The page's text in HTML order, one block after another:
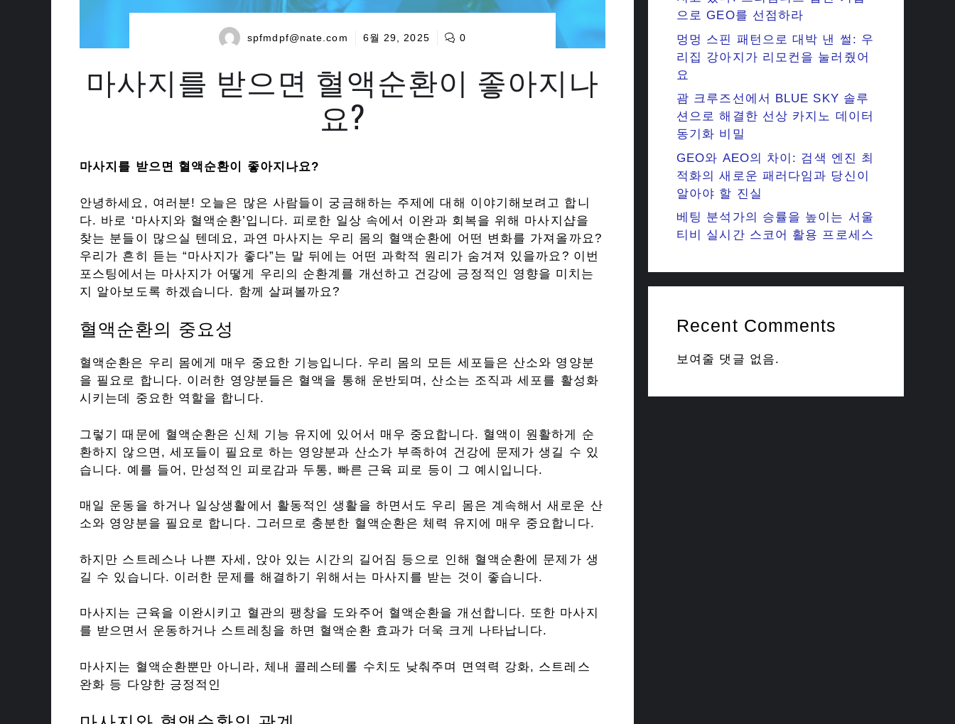
spfmdpf@nate.com 6월 29, 2025 0
마사지를 받으면 혈액순환이 좋아지나
요?
마사지를 받으면 혈액순환이 좋아지나요?
안녕하세요, 여러분! 오늘은 많은 사람들이 궁금해하는 주제에 대해 이야기해보려고 합니
다. 바로 ‘마사지와 혈액순환’입니다. 피로한 일상 속에서 이완과 회복을 위해 마사지샵을
찾는 분들이 많으실 텐데요, 과연 마사지는 우리 몸의 혈액순환에 어떤 변화를 가져올까요?
우리가 흔히 듣는 “마사지가 좋다”는 말 뒤에는 어떤 과학적 원리가 숨겨져 있을까요? 이번
포스팅에서는 마사지가 어떻게 우리의 순환계를 개선하고 건강에 긍정적인 영향을 미치는
지 알아보도록 하겠습니다. 함께 살펴볼까요?
혈액순환의 중요성
혈액순환은 우리 몸에게 매우 중요한 기능입니다. 우리 몸의 모든 세포들은 산소와 영양분
을 필요로 합니다. 이러한 영양분들은 혈액을 통해 운반되며, 산소는 조직과 세포를 활성화
시키는데 중요한 역할을 합니다.
그렇기 때문에 혈액순환은 신체 기능 유지에 있어서 매우 중요합니다. 혈액이 원활하게 순
환하지 않으면, 세포들이 필요로 하는 영양분과 산소가 부족하여 건강에 문제가 생길 수 있
습니다. 예를 들어, 만성적인 피로감과 두통, 빠른 근육 피로 등이 그 예시입니다.
매일 운동을 하거나 일상생활에서 활동적인 생활을 하면서도 우리 몸은 계속해서 새로운 산
소와 영양분을 필요로 합니다. 그러므로 충분한 혈액순환은 체력 유지에 매우 중요합니다.
하지만 스트레스나 나쁜 자세, 앉아 있는 시간의 길어짐 등으로 인해 혈액순환에 문제가 생
길 수 있습니다. 이러한 문제를 해결하기 위해서는 마사지를 받는 것이 좋습니다.
마사지는 근육을 이완시키고 혈관의 팽창을 도와주어 혈액순환을 개선합니다. 또한 마사지
를 받으면서 운동하거나 스트레칭을 하면 혈액순환 효과가 더욱 크게 나타납니다.
마사지는 혈액순환뿐만 아니라, 체내 콜레스테롤 수치도 낮춰주며 면역력 강화, 스트레스
완화 등 다양한 긍정적인
으로 GEO를 선점하라
멍멍 스핀 패턴으로 대박 낸 썰: 우
리집 강아지가 리모컨을 눌러줬어
요
괌 크루즈선에서 BLUE SKY 솔루
션으로 해결한 선상 카지노 데이터
동기화 비밀
GEO와 AEO의 차이: 검색 엔진 최
적화의 새로운 패러다임과 당신이
알아야 할 진실
베팅 분석가의 승률을 높이는 서울
티비 실시간 스코어 활용 프로세스
Recent Comments
보여줄 댓글 없음.